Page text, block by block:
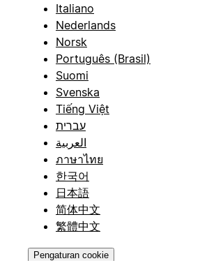
Italiano
Nederlands
Norsk
Português (Brasil)
Suomi
Svenska
Tiếng Việt
עברית
العربية
ภาษาไทย
한국어
日本語
简体中文
繁體中文
Pengaturan cookie